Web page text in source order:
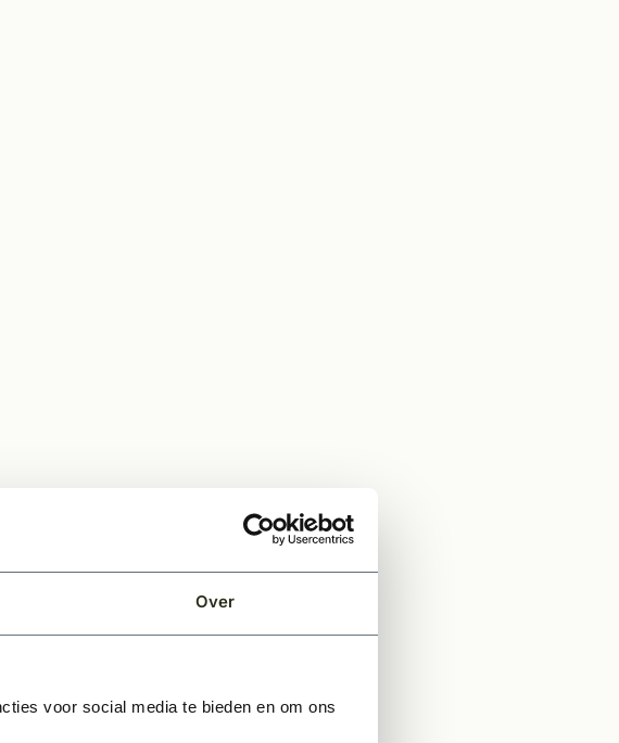
Over
voor social media te bieden en om ons